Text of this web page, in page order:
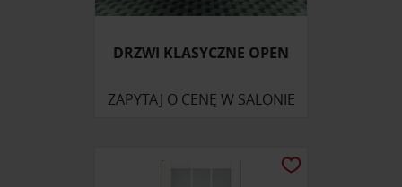
DRZWI KLASYCZNE OPEN
ZAPYTAJ O CENĘ W SALONIE